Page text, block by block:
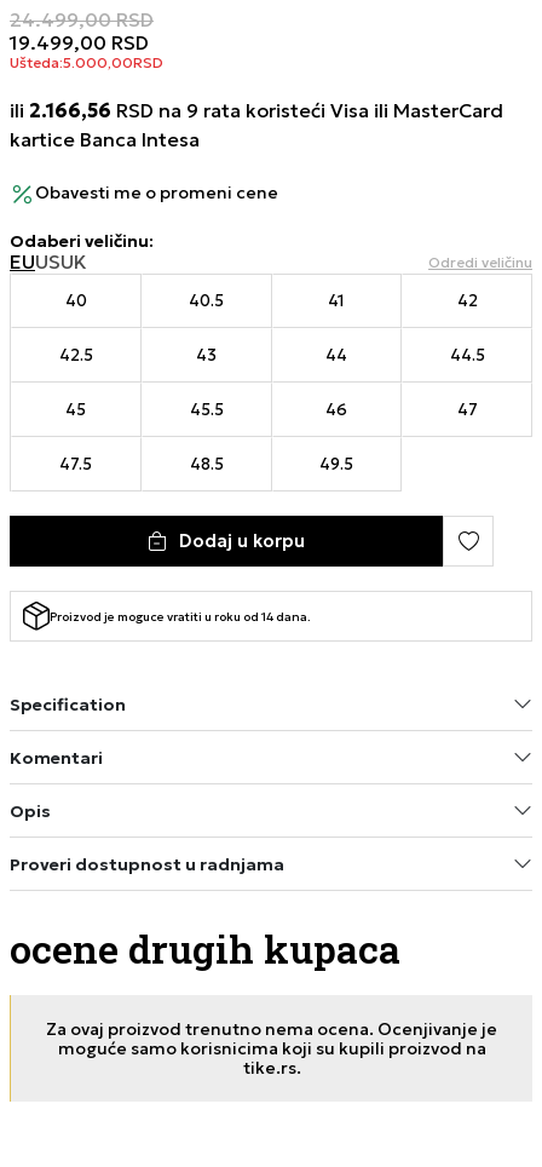
24.499,00 RSD
19.499,00 RSD
Ušteda:5.000,00RSD
ili 2.166,56 RSD na 9 rata koristeći Visa ili MasterCard
kartice Banca Intesa
Obavesti me o promeni cene
Odaberi veličinu:
EUUSUK Odredi veličinu
40 40.5 41 42
42.5 43 44 44.5
45 45.5 46 47
47.5 48.5 49.5
Dodaj u korpu
Proizvod je moguce vratiti u roku od 14 dana.
Specification
Komentari
Opis
Proveri dostupnost u radnjama
ocene drugih kupaca
Za ovaj proizvod trenutno nema ocena. Ocenjivanje je
moguće samo korisnicima koji su kupili proizvod na
tike.rs.